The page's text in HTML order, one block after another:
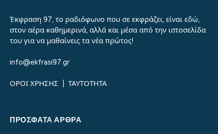
Έκφραση 97, το ραδιόφωνο που σε εκφράζει, είναι εδώ,
στον αέρα καθημερινά, αλλά και μέσα από την ιστοσελίδα
του για να μαθαίνεις τα νέα πρώτος!
info@ekfrasi97.gr
ΟΡΟΙ ΧΡΗΣΗΣ ΤΑΥΤΟΤΗΤΑ
ΠΡΌΣΦΑΤΑ ΆΡΘΡΑ